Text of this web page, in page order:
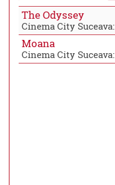
The Odyssey
Cinema City Suceava:
Moana
Cinema City Suceava: